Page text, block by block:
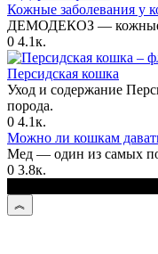
Кожные заболевания у
ДЕМОДЕКОЗ — кожные
0 4.1к.
Персидская кошка
Уход и содержание
порода.
0 4.1к.
Можно ли кошкам
Мед — один из самых
0 3.8к.